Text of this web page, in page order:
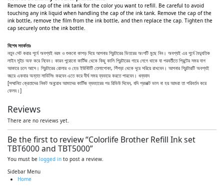
Remove the cap of the ink tank for the color you want to refill. Be careful to avoid
touching any ink liquid when handling the cap of the ink tank. Remove the cap of the
ink bottle, remove the film from the ink bottle, and then replace the cap. Tighten the
cap securely onto the ink bottle.
বিশেষ সতর্কতাঃ
নতুন সেট করার পূর্বে অবশ্যই নরম ও শুকনো কাপড় দিয়ে আপনার প্রিন্টারের ভিতরের অংশটি মুছে নিন। অবশ্যই এর পুর্বে বৈদ্যুতিক
লাইন সুইচ অফ করে নিবেন। কারন পুরোনো কার্টিজ থেকে কিছু কালি প্রিন্টারের গায়ে লেগে থাকে যা পরবর্তীতে প্রিন্টের সময় দাগ
আকারে চলে আসে। প্রিন্টারের রোলার ও হেড ইউনিটটি তেলাপোকা, পিঁপড়া থেকে দূরে সরিয়ে রাখবেন। আপনার প্রিন্টারটি অবশ্যই
বছরে একবার অন্তত সার্ভিসিং করবেন এতে করে দীর্ঘ সময় ব্যবহার করতে পারবেন। ধন্যবাদ
[সম্মানিত ক্রেতাদের নিকট অনুরোধ আমাদের কার্টিজ ব্যবহারের পর রিভিউ দিবেন, যদি প্রডাক্ট ভাল না হয় আমরা তা পরিবর্তন করে
ফেলব।]
Reviews
There are no reviews yet.
Be the first to review “Colorlife Brother Refill Ink set
TBT6000 and TBT5000”
You must be logged in to post a review.
Sidebar Menu
Home